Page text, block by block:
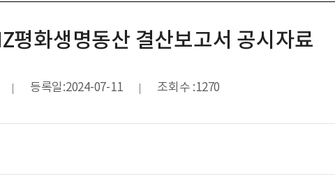
평화생명동산 결산보고서 공시자료
등록일:2024-07-11 조회수 :1270